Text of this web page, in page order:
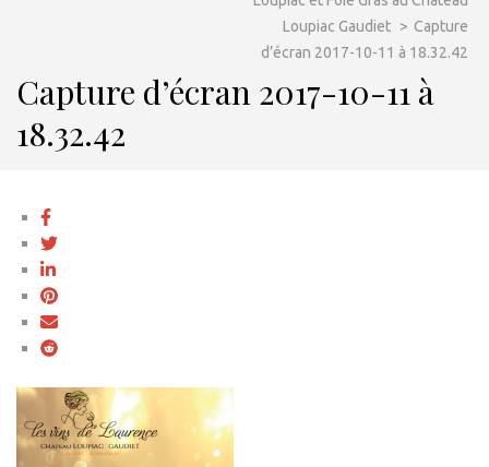
Loupiac Gaudiet > Capture
d’écran 2017-10-11 à 18.32.42
Capture d’écran 2017-10-11 à
18.32.42